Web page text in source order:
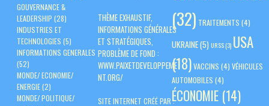
GOUVERNANCE &
LEADERSHIP (28)
INDUSTRIES ET
TECHNOLOGIES (5)
INFORMATIONS GENERALES
(52)
MONDE/ ECONOMIE/
ENERGIE(2)
MONDE/ POLITIQUE/
(32) TRAITEMENTS (4)
UKRAINE(5)URSS(3) USA
(18)VACCINS (4) VÉHICULES
AUTOMOBILES (4)
ÉCONOMIE (14)
THÈME EXHAUSTIF,
INFORMATIONS GÉNÉRALES
ET STRATÉGIQUES,
PROBLÈME DE FOND :
WWW.PAIXETDEVELOPPEME
NT.ORG/
SITE INTERNET CRÉÉ PAR :